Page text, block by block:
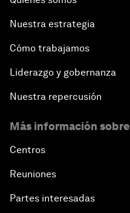
Nuestra estrategia
Cómo trabajamos
Liderazgo y gobernanza
Nuestra repercusión
Más información
Centros
Reuniones
Partes interesadas